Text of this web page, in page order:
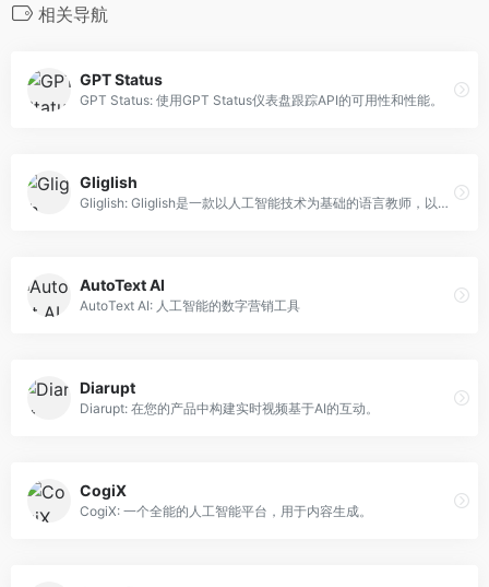
相关导航
GPT Status
GPT Status: 使用GPT Status仪表盘跟踪API的可用性和性能。
Gliglish
Gliglish: Gliglish是一款以人工智能技术为基础的语言教师，以低廉的价格增强口语和听力能力。
AutoText AI
AutoText AI: 人工智能的数字营销工具
Diarupt
Diarupt: 在您的产品中构建实时视频基于AI的互动。
CogiX
CogiX: 一个全能的人工智能平台，用于内容生成。